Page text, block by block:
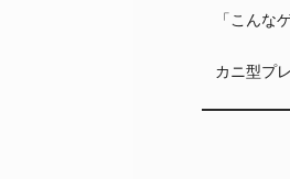
「こん
カニ型プ